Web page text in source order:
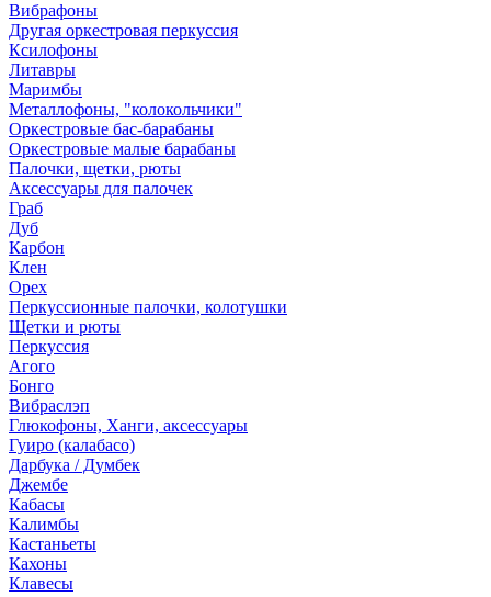
Вибрафоны
Другая оркестровая перкуссия
Ксилофоны
Литавры
Маримбы
Металлофоны, "колокольчики"
Оркестровые бас-барабаны
Оркестровые малые барабаны
Палочки, щетки, рюты
Аксессуары для палочек
Граб
Дуб
Карбон
Клен
Орех
Перкуссионные палочки, колотушки
Щетки и рюты
Перкуссия
Агого
Бонго
Вибраслэп
Глюкофоны, Ханги, аксессуары
Гуиро (калабасо)
Дарбука / Думбек
Джембе
Кабасы
Калимбы
Кастаньеты
Кахоны
Клавесы